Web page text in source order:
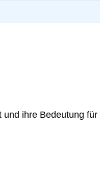
und ihre Bedeutung für